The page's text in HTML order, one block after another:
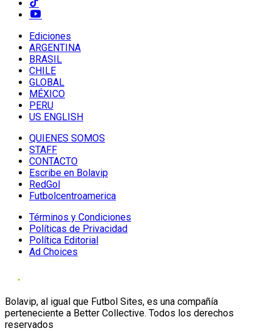
Ediciones
ARGENTINA
BRASIL
CHILE
GLOBAL
MÉXICO
PERU
US ENGLISH
QUIENES SOMOS
STAFF
CONTACTO
Escribe en Bolavip
RedGol
Futbolcentroamerica
Términos y Condiciones
Políticas de Privacidad
Política Editorial
Ad Choices
Bolavip, al igual que Futbol Sites, es una compañía
perteneciente a Better Collective. Todos los derechos
reservados